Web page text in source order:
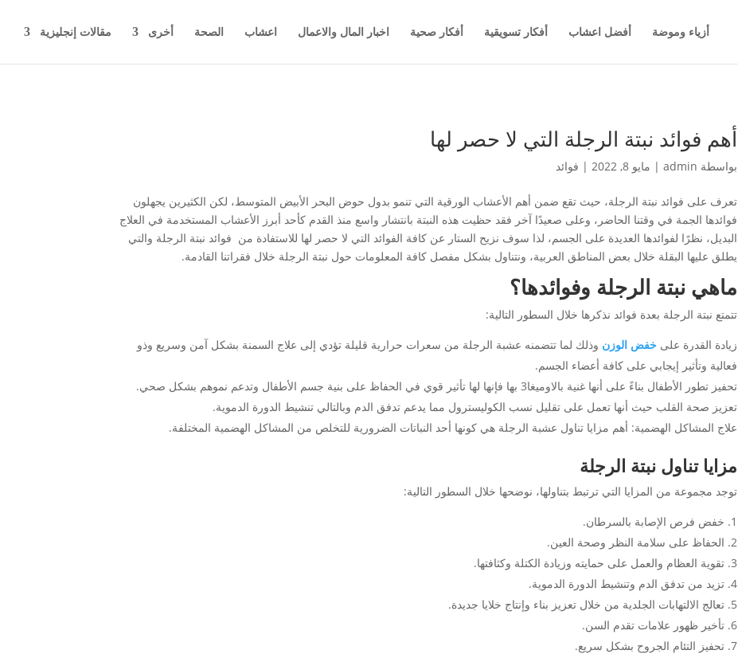
أزياء وموضة أفضل اعشاب أفكار تسويقية أفكار صحية اخبار المال والاعمال اعشاب الصحة أخرى مقالات إنجليزية
أهم فوائد نبتة الرجلة التي لا حصر لها
بواسطة admin
| مايو 8, 2022 | فوائد
تعرف على فوائد نبتة الرجلة، حيث تقع ضمن أهم الأعشاب الورقية التي تنمو بدول حوض البحر الأبيض المتوسط، لكن الكثيرين يجهلون
فوائدها الجمة في وقتنا الحاضر، وعلى صعيدًا آخر فقد حظيت هذه النبتة بانتشار واسع منذ القدم كأحد أبرز الأعشاب المستخدمة في العلاج
البديل، نظرًا لفوائدها العديدة على الجسم، لذا سوف نزيح الستار عن كافة الفوائد التي لا حصر لها للاستفادة من فوائد نبتة الرجلة والتي
يطلق عليها البقلة خلال بعض المناطق العربية، ونتناول بشكل مفصل كافة المعلومات حول نبتة الرجلة خلال فقراتنا القادمة.
ماهي نبتة الرجلة وفوائدها؟
تتمتع نبتة الرجلة بعدة فوائد نذكرها خلال السطور التالية:
زيادة القدرة على خفض الوزن وذلك لما تتضمنه عشبة الرجلة من سعرات حرارية قليلة تؤدي إلى علاج السمنة بشكل آمن وسريع وذو
فعالية وتأثير إيجابي على كافة أعضاء الجسم.
تحفيز تطور الأطفال بناءً على أنها غنية بالاوميغا3 بها فإنها لها تأثير قوي في الحفاظ على بنية جسم الأطفال وتدعم نموهم بشكل صحي.
تعزيز صحة القلب حيث أنها تعمل على تقليل نسب الكوليسترول مما يدعم تدفق الدم وبالتالي تنشيط الدورة الدموية.
علاج المشاكل الهضمية: أهم مزايا تناول عشبة الرجلة هي كونها أحد النباتات الضرورية للتخلص من المشاكل الهضمية المختلفة.
مزايا تناول نبتة الرجلة
توجد مجموعة من المزايا التي ترتبط بتناولها، نوضحها خلال السطور التالية:
خفض فرص الإصابة بالسرطان.
الحفاظ على سلامة النظر وصحة العين.
تقوية العظام والعمل على حمايته وزيادة الكتلة وكثافتها.
تزيد من تدفق الدم وتنشيط الدورة الدموية.
تعالج الالتهابات الجلدية من خلال تعزيز بناء وإنتاج خلايا جديدة.
تأخير ظهور علامات تقدم السن.
تحفيز التئام الجروح بشكل سريع.